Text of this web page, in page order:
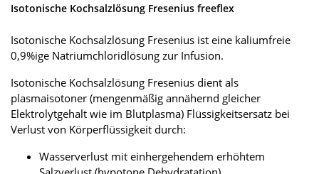
Isotonische Kochsalzlösung Fresenius freeflex
Isotonische Kochsalzlösung Fresenius ist eine kaliumfreie
0,9%ige Natriumchloridlösung zur Infusion.
Isotonische Kochsalzlösung Fresenius dient als
plasmaisotoner (mengenmäßig annähernd gleicher
Elektrolytgehalt wie im Blutplasma) Flüssigkeitsersatz bei
Verlust von Körperflüssigkeit durch:
Wasserverlust mit einhergehendem erhöhtem